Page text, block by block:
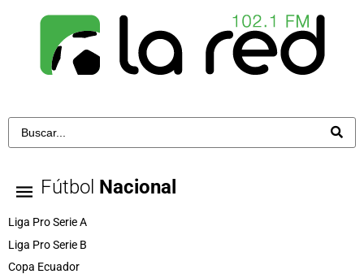
Fútbol Nacional
Liga Pro Serie A
Liga Pro Serie B
Copa Ecuador